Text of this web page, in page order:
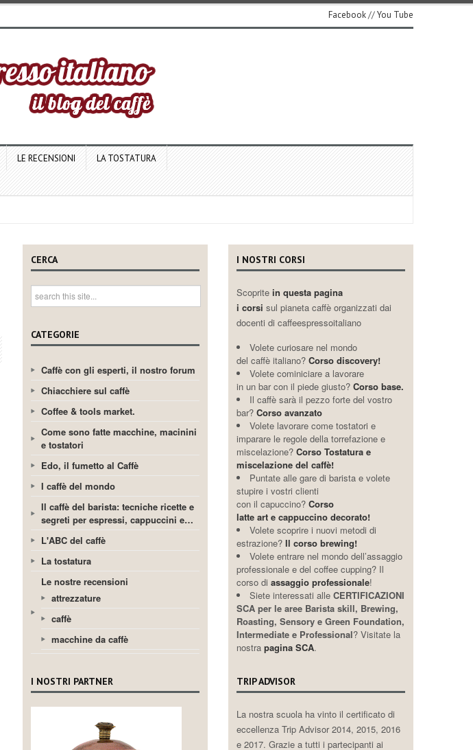
Facebook//You Tube
LE RECENSIONI LA TOSTATURA
CERCA
CATEGORIE
Caffè con gli esperti, il nostro forum
Chiacchiere sul caffè
Coffee & tools market.
Come sono fatte macchine, macinini
e tostatori
Edo, il fumetto al Caffè
I caffè del mondo
Il caffè del barista: tecniche ricette e
segreti per espressi, cappuccini e…
L'ABC del caffè
La tostatura
Le nostre recensioni
attrezzature
caffè
macchine da caffè
I NOSTRI PARTNER
I NOSTRI CORSI
Scoprite in questa pagina
i corsi sul pianeta caffè organizzati dai
docenti di caffeespressoitaliano
Volete curiosare nel mondo
del caffè italiano?Corso discovery!
Volete cominiciare a lavorare
in un bar con il piede giusto? Corso base.
Il caffè sarà il pezzo forte del vostro
bar? Corso avanzato
Volete lavorare come tostatori e
imparare le regole della torrefazione e
miscelazione? Corso Tostatura e
miscelazione del caffè!
Puntate alle gare di barista e volete
stupire i vostri clienti
con il capuccino? Corso
latte art e cappuccino decorato!
Volete scoprire i nuovi metodi di
estrazione? Il corso brewing!
Volete entrare nel mondo dell’assaggio
professionale e del coffee cupping? Il
corso di assaggio professionale!
Siete interessati alle CERTIFICAZIONI
SCA per le aree Barista skill, Brewing,
Roasting, Sensory e Green Foundation,
Intermediate e Professional? Visitate la
nostra pagina SCA.
TRIP ADVISOR
La nostra scuola ha vinto il certificato di
eccellenza Trip Advisor 2014, 2015, 2016
e 2017. Grazie a tutti i partecipanti ai